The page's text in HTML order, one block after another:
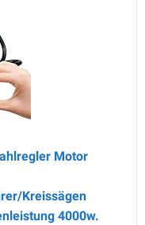
Motor
Kreissägen
4000w.